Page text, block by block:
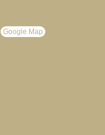
Google Map